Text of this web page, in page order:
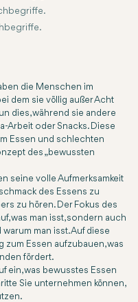
die Menschen im
dem sie völlig außer Acht
dies, während sie andere
Arbeit oder Snacks. Diese
Essen und schlechten
des „bewussten
seine volle Aufmerksamkeit
des Essens zu
zu hören. Der Fokus des
was man isst, sondern auch
warum man isst. Auf diese
zum Essen aufzubauen, was
fördert.
ein, was bewusstes Essen
Sie unternehmen können,